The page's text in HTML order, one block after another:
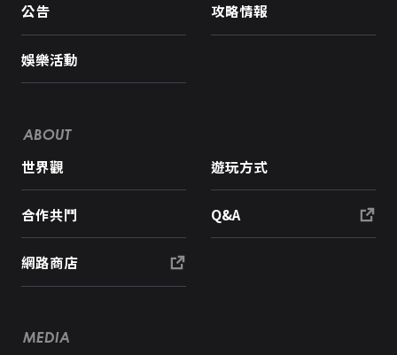
公告 攻略情報
娛樂活動
ABOUT
世界觀 遊玩方式
合作共鬥 Q&A
網路商店
MEDIA